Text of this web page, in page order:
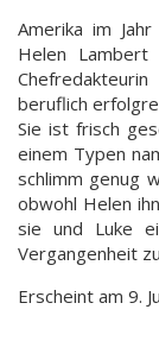
Amerika im
Helen
beruflich
Sie ist frisch
einem Typen
schlimm genug
obwohl Helen
sie und Luke
Vergangenheit
Erscheint am 9.